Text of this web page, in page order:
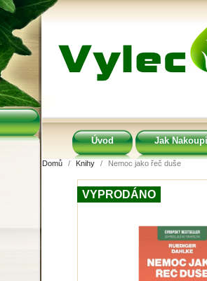
Úvod Jak
Domů Knihy Nemoc jako řeč duše
VYPRODÁNO